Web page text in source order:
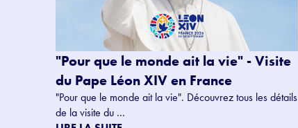
"Pour que le monde ait la vie" - Visite
du Pape Léon XIV en France
"Pour que le monde ait la vie". Découvrez tous les détails
de la visite du ...